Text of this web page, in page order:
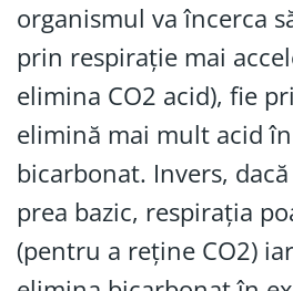
organismul va încerca
prin respirație mai
elimina CO2 acid), fie
elimină mai mult acid
bicarbonat. Invers,
prea bazic, respirația
(pentru a reține CO2)